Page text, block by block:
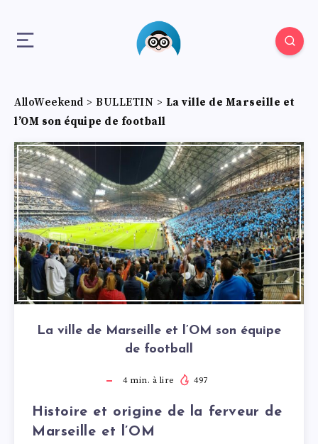
AlloWeekend > BULLETIN > La ville de Marseille et
l’OM son équipe de football
La ville de Marseille et l’OM son équipe
de football
4min. à lire 497
Histoire et origine de la ferveur de
Marseille et l’OM